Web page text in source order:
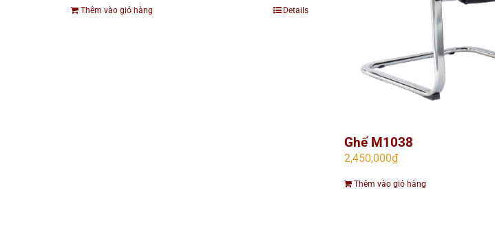
Thêm vào giỏ hàng Details
Ghế M1038
2,450,000₫
Thêm vào giỏ hàng